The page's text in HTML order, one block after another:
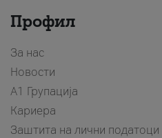
Профил
За нас
Новости
А1 Групација
Кариера
Заштита на лични податоци